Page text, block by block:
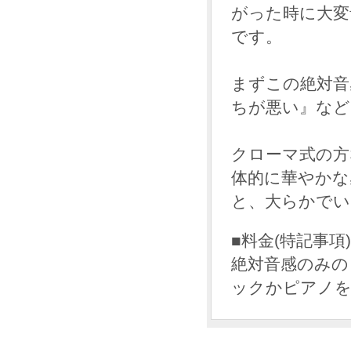
がった時に大
です。
まずこの絶対
ちが悪い』な
クローマ式の
体的に華やか
と、大らかで
■料金(特記事項)
絶対音感のみ
ックかピアノ